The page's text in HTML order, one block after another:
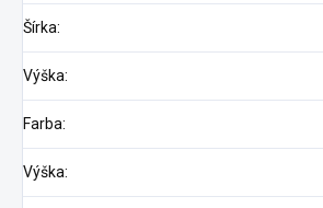
Šírka:
Výška:
Farba:
Výška: